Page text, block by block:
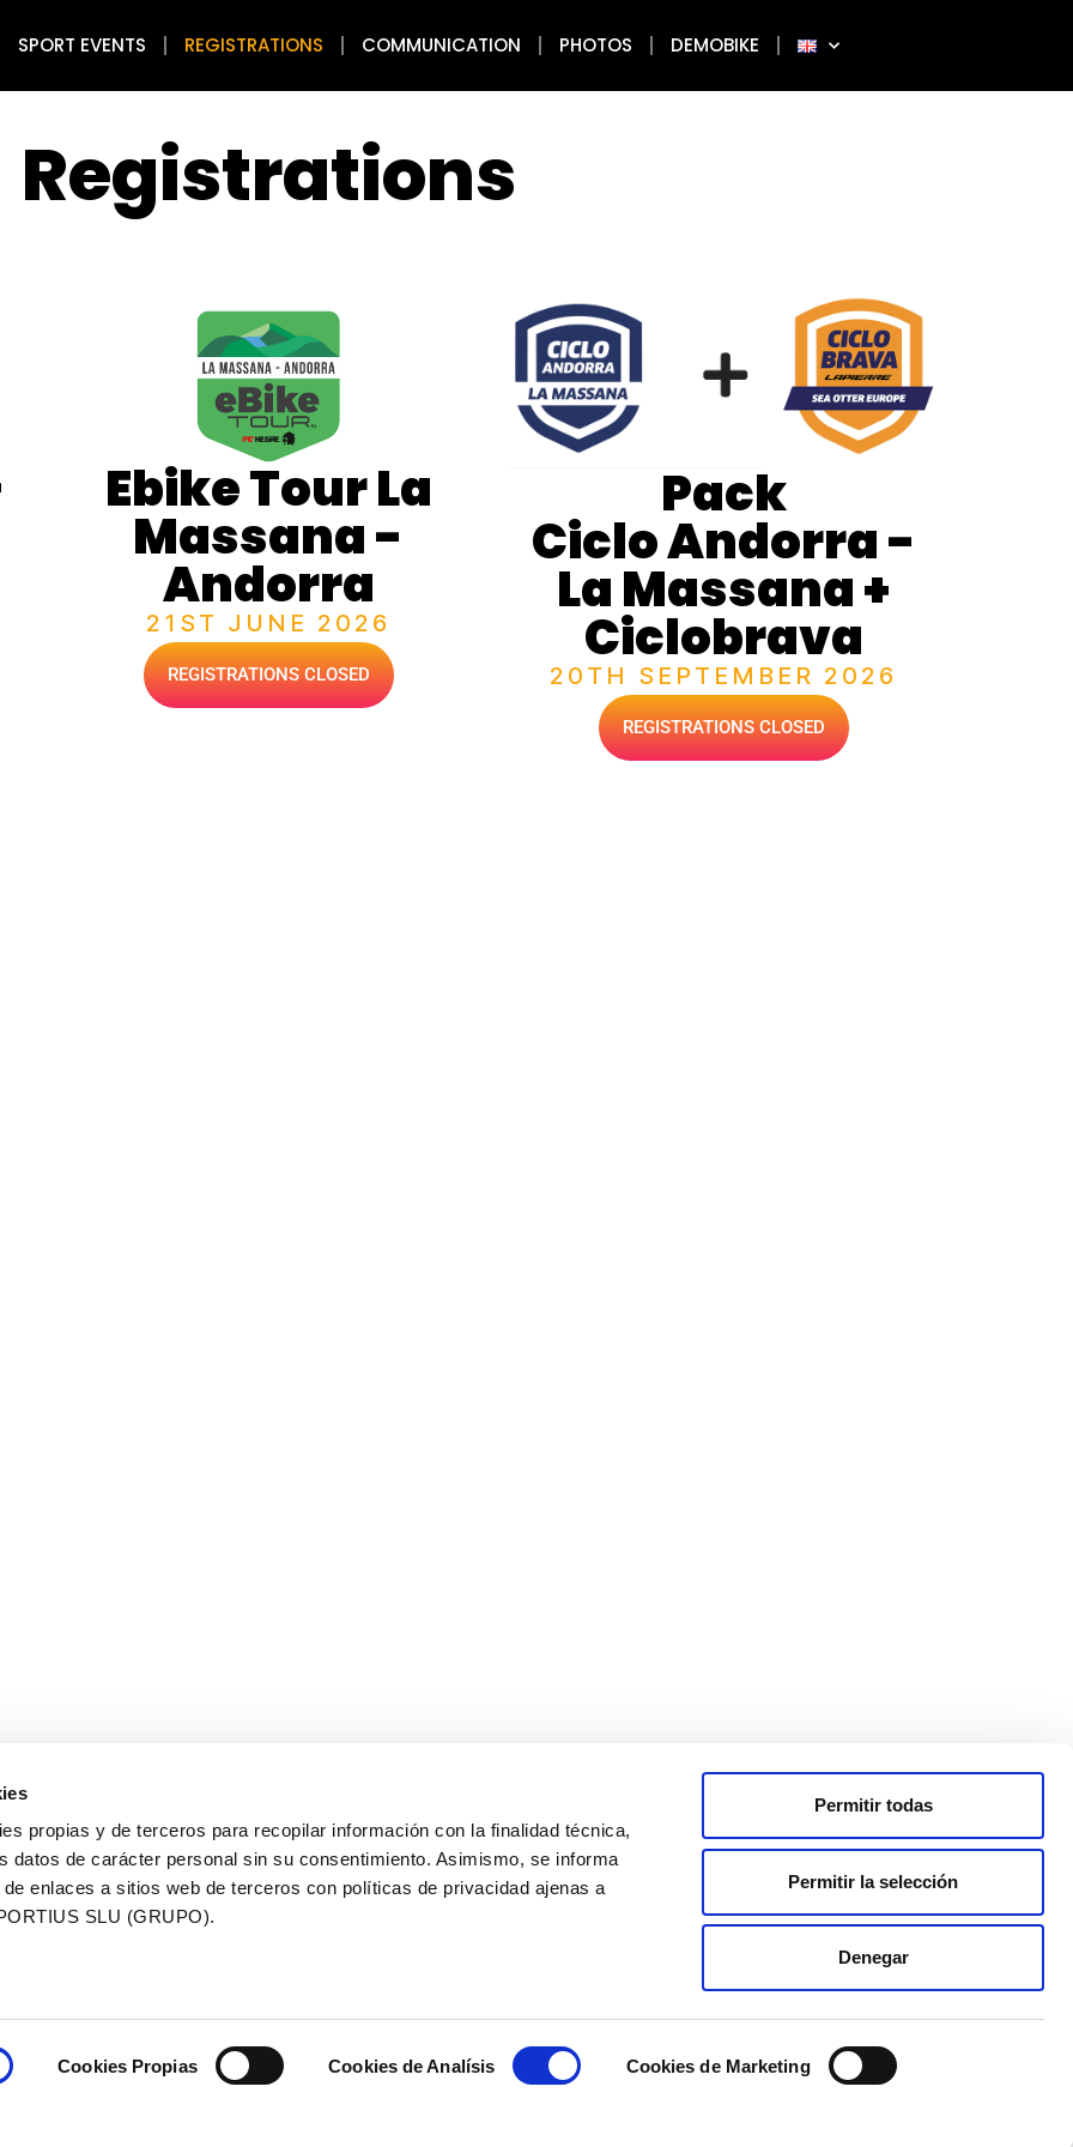
propias y de terceros para recopilar información con la finalidad técnica,
datos de carácter personal sin su consentimiento. Asimismo, se informa
enlaces a sitios web de terceros con políticas de privacidad ajenas a
SLU (GRUPO).
Cookies Propias Cookies de Analísis
Cookies de Marketing
Permitir todas
Permitir la selección
Denegar
SPORT EVENTS REGISTRATIONS COMMUNICATION PHOTOS DEMOBIKE
Registrations
Ebike Tour La
Massana -
Andorra
21ST JUNE 2026
REGISTRATIONS CLOSED
Pack
Ciclo Andorra -
La Massana +
Ciclobrava
20TH SEPTEMBER 2026
REGISTRATIONS CLOSED
ORGANIZER